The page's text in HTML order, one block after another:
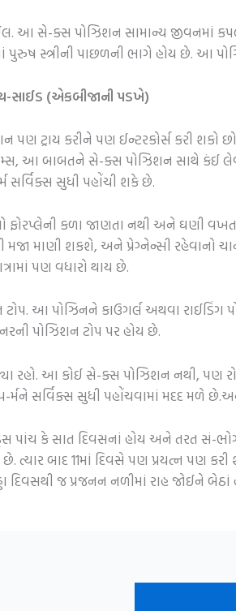
આ સે-ક્સ પોઝિશન સામાન્ય જીવનમાં
પુરુષ સ્ત્રીની પાછળની ભાગે હોય છે. આ
સાઈડ (એકબીજાની પડખે)
પણ ટ્રાય કરીને પણ ઈન્ટરકોર્સ કરી શકો
આ બાબતને સે-ક્સ પોઝિશન સાથે કંઈ
સર્વિક્સ સુધી પહોંચી શકે છે.
ફોરપ્લેની કળા જાણતા નથી અને ઘણી
મજા માણી શકશે, અને પ્રેગ્નેન્સી રહેવાનો
પણ વધારો થાય છે.
આ પોઝિનને કાઉગર્લ અથવા
પોઝિશન ટોપ પર હોય છે.
રહો. આ કોઈ સે-ક્સ પોઝિશન નથી, પણ
ર્મને સર્વિક્સ સુધી પહોંચવામાં મદદ મળે
પાંચ કે સાત દિવસનાં હોય અને તરત સં-
ત્યાર બાદ 11માં દિવસે પણ પ્રયત્ન પણ
દિવસથી જ પ્રજનન નળીમાં રાહ જોઈને બેઠાં